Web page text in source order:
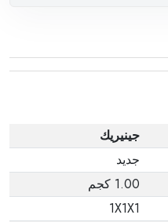
جينيريك
جديد
1.00 كجم
1X1X1